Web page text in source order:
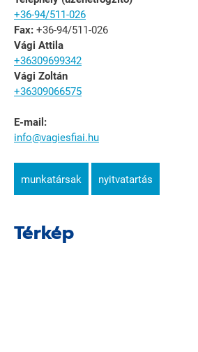
+36-94/511-026
Fax: +36-94/511-026
Vági Attila
+36309699342
Vági Zoltán
+36309066575
E-mail:
info@vagiesfiai.hu
munkatársak nyitvatartás
Térkép